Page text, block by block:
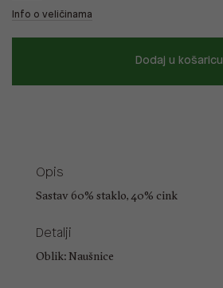
Info o veličinama
Dodaj u košaricu
Opis
Sastav 60% staklo, 40% cink
Detalji
Oblik: Naušnice